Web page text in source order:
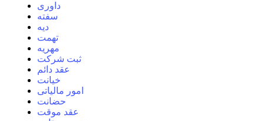
داوری
سفته
دیه
تهمت
مهریه
ثبت شرکت
عقد دائم
خیانت
امور مالیاتی
حضانت
عقد موقت